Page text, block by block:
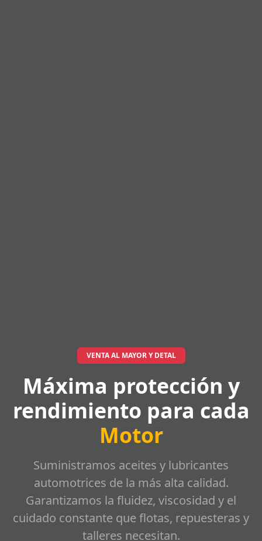
VENTA AL MAYOR Y DETAL
Máxima protección y
rendimiento para cada
Motor
Suministramos aceites y lubricantes
automotrices de la más alta calidad.
Garantizamos la fluidez, viscosidad y el
cuidado constante que flotas, repuesteras y
talleres necesitan.